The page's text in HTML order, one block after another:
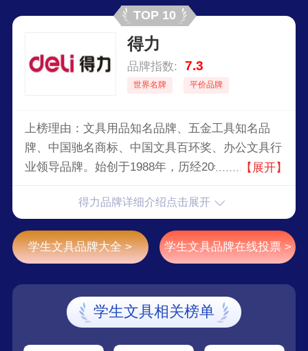
TOP 10
得力
品牌指数: 7.3
世界名牌 平价品牌
上榜理由：文具用品知名品牌、五金工具知名品
牌、中国驰名商标、中国文具百环奖、办公文具行
业领导品牌。始创于1988年，历经20年的探索与
【展开】
得力品牌详细介绍点击展开
学生文具品牌大全 > 学生文具品牌在线投票 >
学生文具相关榜单